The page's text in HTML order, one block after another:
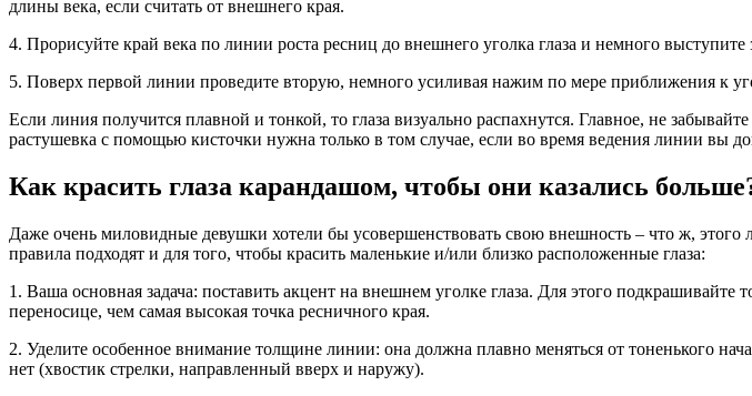
длины века, если считать от внешнего края.
4. Прорисуйте край века по линии роста ресниц до внешнего уголка глаза и немного
5. Поверх первой линии проведите вторую, немного усиливая нажим по мере приближения к
Если линия получится плавной и тонкой, то глаза визуально распахнутся. Главное, не
растушевка с помощью кисточки нужна только в том случае, если во время ведения линии вы
Как красить глаза карандашом, чтобы они казались
Даже очень миловидные девушки хотели бы усовершенствовать свою внешность – что ж, этого
правила подходят и для того, чтобы красить маленькие и/или близко расположенные глаза:
1. Ваша основная задача: поставить акцент на внешнем уголке глаза. Для этого
переносице, чем самая высокая точка ресничного края.
2. Уделите особенное внимание толщине линии: она должна плавно меняться от тоненького
нет (хвостик стрелки, направленный вверх и наружу).